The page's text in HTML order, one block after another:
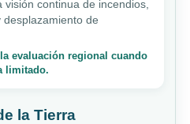
continua de incendios,
de
evaluación regional cuando
limitado.
la Tierra